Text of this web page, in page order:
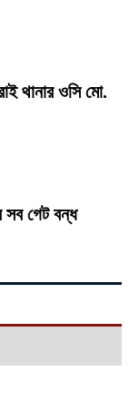
থানার ওসি মো.
সব গেট বন্ধ